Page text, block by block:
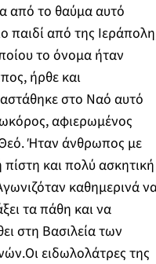
από το θαύμα αυτό
παιδί από της
το όνομα ήταν
ήρθε και
στο Ναό αυτό
αφιερωμένος
Ήταν άνθρωπος με
πίστη και πολύ ασκητική
καθημερινά
τα πάθη και να
στη Βασιλεία των
ειδωλολάτρες της